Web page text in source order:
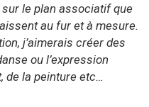
le plan associatif que
au fur et à mesure.
j’aimerais créer des
ou l’expression
de la peinture etc…